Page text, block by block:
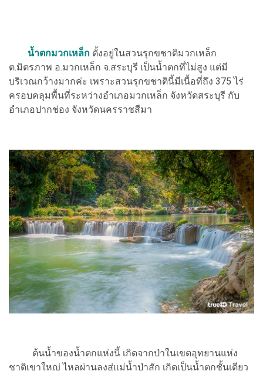
น้ำตกมวกเหล็ก ตั้งอยู่ในสวนรุกขชาติมวกเหล็ก
ต.มิตรภาพ อ.มวกเหล็ก จ.สระบุรี เป็นน้ำตกที่ไม่สูง แต่มี
บริเวณกว้างมากค่ะ เพราะสวนรุกขชาตินี้มีเนื้อที่ถึง 375 ไร่
ครอบคลุมพื้นที่ระหว่างอำเภอมวกเหล็ก จังหวัดสระบุรี กับ
อำเภอปากช่อง จังหวัดนครราชสีมา
ต้นน้ำของน้ำตกแห่งนี้ เกิดจากป่าในเขตอุทยานแห่ง
ชาติเขาใหญ่ ไหลผ่านลงสู่แม่น้ำป่าสัก เกิดเป็นน้ำตกชั้นเดียว